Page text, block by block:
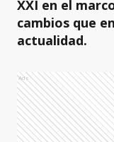
XXI en el
cambios que
actualidad.
Ads